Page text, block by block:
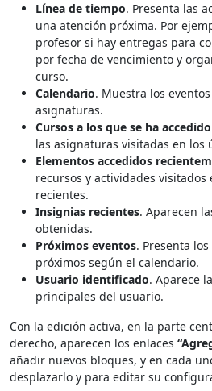
Línea de tiempo. Presenta las
una atención próxima. Por
profesor si hay entregas para
por fecha de vencimiento y
curso.
Calendario. Muestra los
asignaturas.
Cursos a los que se ha
las asignaturas visitadas en los
Elementos accedidos
recursos y actividades visitados
recientes.
Insignias recientes. Aparecen
obtenidas.
Próximos eventos. Presenta
próximos según el calendario.
Usuario identificado. Aparece
principales del usuario.
Con la edición activa, en la parte
derecho, aparecen los enlaces
añadir nuevos bloques, y en cada
desplazarlo y para editar su